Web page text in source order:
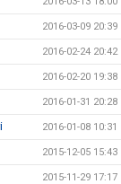
2016-03-09 20:39
2016-02-24 20:42
2016-02-20 19:38
2016-01-31 20:28
2016-01-08 10:31
2015-12-05 15:43
2015-11-29 17:17